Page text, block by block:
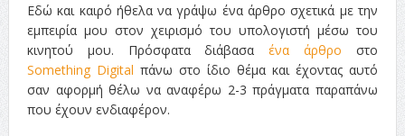
Εδώ και καιρό ήθελα να γράψω ένα άρθρο σχετικά με την
εμπειρία μου στον χειρισμό του υπολογιστή μέσω του
κινητού μου. Πρόσφατα διάβασαένα άρθρο στο
Something Digital πάνω στο ίδιο θέμα και έχοντας αυτό
σαν αφορμή θέλω να αναφέρω 2-3 πράγματα παραπάνω
που έχουν ενδιαφέρον.